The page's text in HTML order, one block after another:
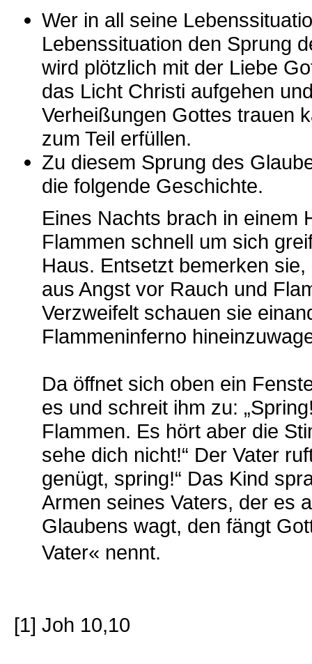
Wer in all seine
Lebenssituation den Sprung
wird plötzlich mit der Liebe
das Licht Christi aufgehen
Verheißungen Gottes trauen
zum Teil erfüllen.
Zu diesem Sprung des
die folgende Geschichte.
Eines Nachts brach in einem
Flammen schnell um sich
Haus. Entsetzt bemerken
aus Angst vor Rauch und
Verzweifelt schauen sie
Flammeninferno
Da öffnet sich oben ein
es und schreit ihm zu:
Flammen. Es hört aber die
sehe dich nicht!“ Der Vater
genügt, spring!“ Das Kind
Armen seines Vaters, der es
Glaubens wagt, den fängt
Vater« nennt.
[1] Joh 10,10